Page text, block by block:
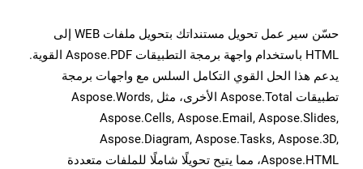
حسّن سير عمل تحويل مستنداتك بتحويل ملفات WEB إلى
HTML باستخدام واجهة برمجة التطبيقات Aspose.PDF القوية.
يدعم هذا الحل القوي التكامل السلس مع واجهات برمجة
تطبيقات Aspose.Total الأخرى، مثل Aspose.Words,
Aspose.Cells, Aspose.Email, Aspose.Slides,
Aspose.Diagram, Aspose.Tasks, Aspose.3D,
Aspose.HTML، مما يتيح تحويلًا شاملًا للملفات متعددة